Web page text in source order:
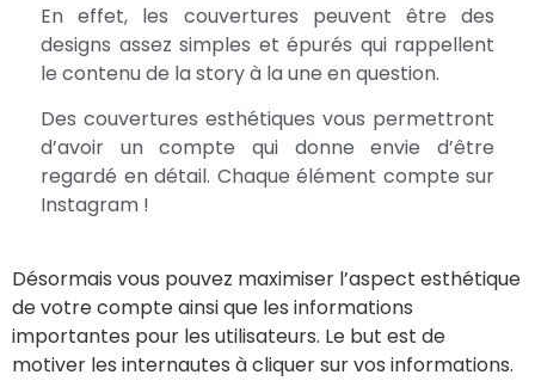
En effet, les couvertures peuvent être des
designs assez simples et épurés qui rappellent
le contenu de la story à la une en question.
Des couvertures esthétiques vous permettront
d’avoir un compte qui donne envie d’être
regardé en détail. Chaque élément compte sur
Instagram !
Désormais vous pouvez maximiser l’aspect esthétique
de votre compte ainsi que les informations
importantes pour les utilisateurs. Le but est de
motiver les internautes à cliquer sur vos informations.